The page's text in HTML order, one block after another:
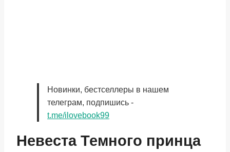
Новинки, бестселлеры в нашем
телеграм, подпишись -
t.me/ilovebook99
Невеста Темного принца